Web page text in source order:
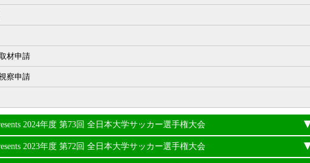
材申請
察申請
2024年度 第73回 全日本大学サッカー選手権大会
2023年度 第72回 全日本大学サッカー選手権大会